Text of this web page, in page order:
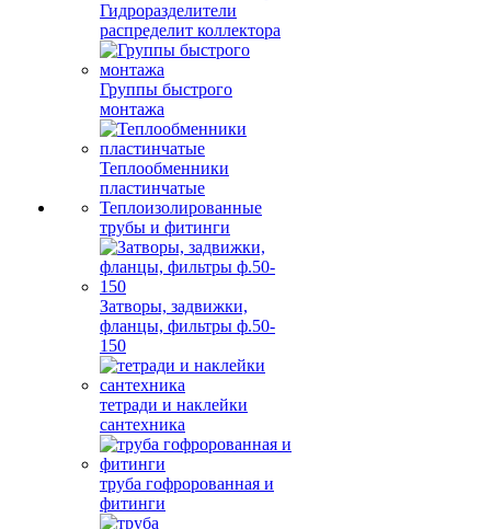
Гидроразделители
распределит коллектора
Группы быстрого
монтажа
Теплообменники
пластинчатые
Теплоизолированные
трубы и фитинги
Затворы, задвижки,
фланцы, фильтры ф.50-
150
тетради и наклейки
сантехника
труба гофророванная и
фитинги